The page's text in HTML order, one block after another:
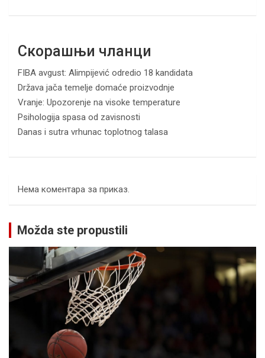
Скорашњи чланци
FIBA avgust: Alimpijević odredio 18 kandidata
Država jača temelje domaće proizvodnje
Vranje: Upozorenje na visoke temperature
Psihologija spasa od zavisnosti
Danas i sutra vrhunac toplotnog talasa
Нема коментара за приказ.
Možda ste propustili